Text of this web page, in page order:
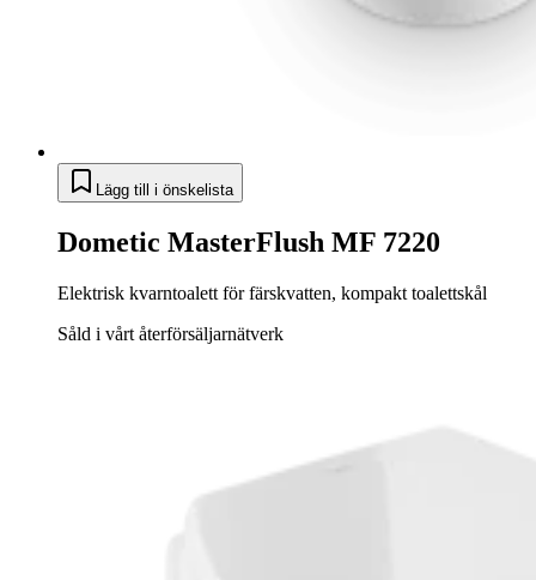
Lägg till i önskelista
Dometic MasterFlush MF 7220
Elektrisk kvarntoalett för färskvatten, kompakt toalettskål
Såld i vårt återförsäljarnätverk